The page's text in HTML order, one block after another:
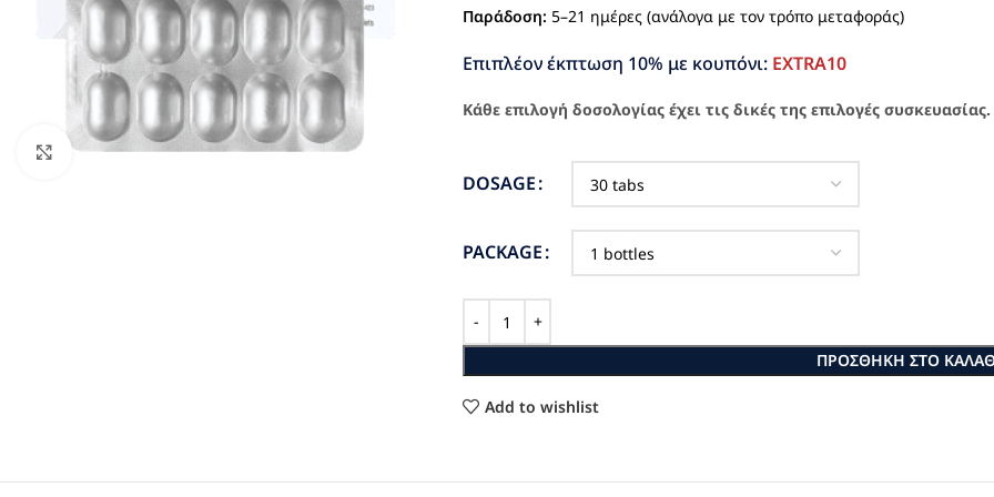
Click to enlarge
Παράδοση: 5–21 ημέρες (ανάλογα με τον τρόπο μεταφοράς)
Επιπλέον έκπτωση 10% με κουπόνι: EXTRA10
Κάθε επιλογή δοσολογίας έχει τις δικές της επιλογές συσκευασίας.
DOSAGE
PACKAGE
ΠΡΟΣΘΉΚΗ ΣΤΟ
Add to wishlist